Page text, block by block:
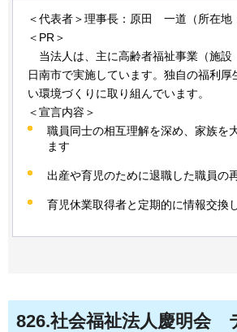
＜代表者＞理事長：原田 一道 （所在地
＜PR＞
当法人は、主に高齢者福祉事業（施
日南市で実施しています。独自の福利
い環境づくりに取り組んでいます。
＜宣言内容＞
職員同士の相互理解を深め、家族を
ます
出産や育児のために退職した職員の
育児休業取得者と定期的に情報交換
826.社会福祉法人慶明会